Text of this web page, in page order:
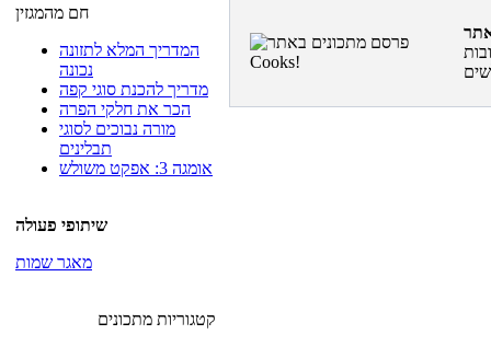
חם מהמגזין
המדריך המלא לתזונה
נכונה
מדריך להכנת סוגי קפה
הכר את חלקי הפרה
מורה נבוכים לסוגי
תבלינים
אומגה 3: אפקט משולש
שיתופי פעולה
מאגר שמות
קטגוריות מתכונים